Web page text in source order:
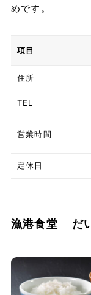
めです。
項目
住所
TEL
営業時間
定休日
漁港食堂 だ